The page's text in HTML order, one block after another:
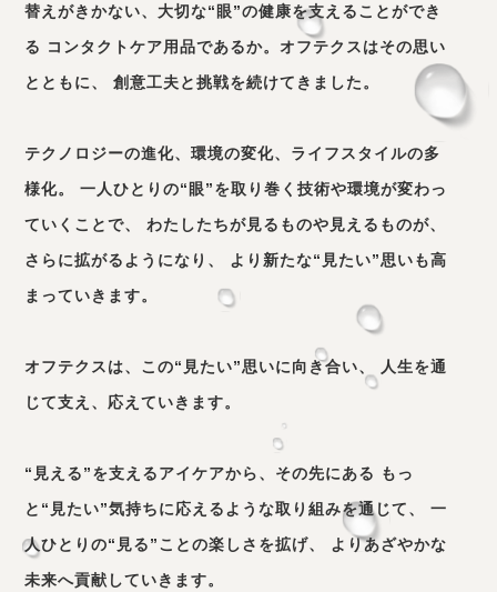
替えがきかない、大切な“眼”の健康を支えることができ
る コンタクトケア用品であるか。オフテクスはその思い
とともに、
創意工夫と挑戦を続けてきました。
テクノロジーの進化、環境の変化、ライフスタイルの多
様化。
一人ひとりの“眼”を取り巻く技術や環境が変わっ
ていくことで、
わたしたちが見るものや見えるものが、
さらに拡がるようになり、
より新たな“見たい”思いも高
まっていきます。
オフテクスは、この“見たい”思いに向き合い、
人生を通
じて支え、応えていきます。
“見える”を支えるアイケアから、その先にある もっ
と“見たい”気持ちに応えるような取り組みを通じて、 一
人ひとりの“見る”ことの楽しさを拡げ、 よりあざやかな
未来へ貢献していきます。